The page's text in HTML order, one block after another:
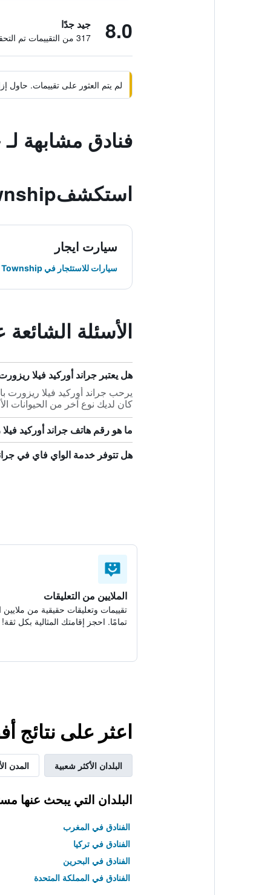
8.0 جيد جدًا
317 من التقييمات تم التحقق منها
لم يتم العثور على تقييمات.
فنادق مشابهة لـ
استكشفLiouguei District, Dapu Township
سيارت ايجار
سيارات للاستئجار في Dapu Township
الأسئلة
هل يعتبر جراند أوركيد فيلا
يرحب جراند أوركيد فيلا ريزورت
كان لديك نوع آخر من الحيوانات
ما هو رقم هاتف جراند أوركيد
هل تتوفر خدمة الواي فاي في
الملايين من التعليقات
تقييمات وتعليقات حقيقية من ملايين
تمامًا. احجز إقامتك المثالية بكل ثقة!
اعثر على نتائج
البلدان الأكثر شعبية المدن
البلدان التي يبحث عنها
الفنادق في المغرب
الفنادق في تركيا
الفنادق في البحرين
الفنادق في المملكة المتحدة